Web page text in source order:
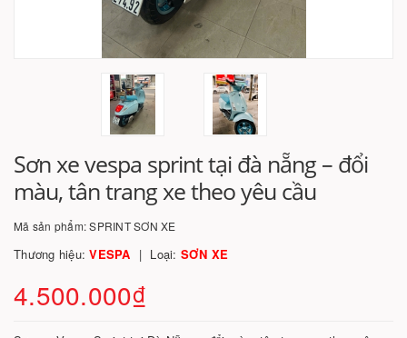
Sơn xe vespa sprint tại đà nẵng – đổi
màu, tân trang xe theo yêu cầu
Mã sản phẩm:SPRINT SƠN XE
Thương hiệu:VESPA Loại: SƠN XE
4.500.000₫